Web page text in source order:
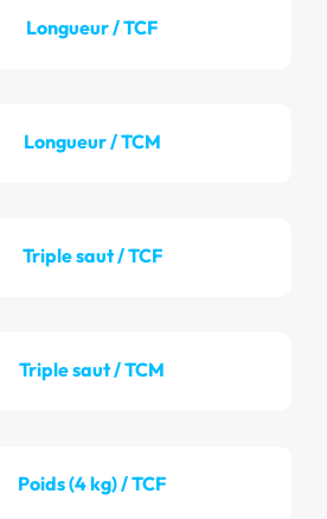
Longueur / TCF
Longueur / TCM
Triple saut / TCF
Triple saut / TCM
Poids (4 kg) / TCF